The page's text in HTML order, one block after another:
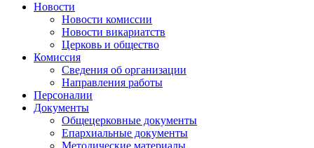
Новости
Новости комиссии
Новости викариатств
Церковь и общество
Комиссия
Сведения об организации
Направления работы
Персоналии
Документы
Общецерковные документы
Епархиальные документы
Методические материалы